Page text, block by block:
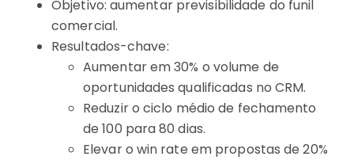
Objetivo: aumentar previsibilidade do funil
comercial.
Resultados-chave:
Aumentar em 30% o volume de
oportunidades qualificadas no CRM.
Reduzir o ciclo médio de fechamento
de 100 para 80 dias.
Elevar o win rate em propostas de 20%